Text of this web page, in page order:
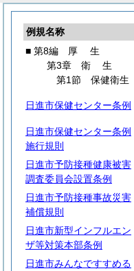
例規名称
■ 第8編 厚 生
第3章 衛生
第1節 保健衛生
日進市保健センター条例
日進市保健センター条例
施行規則
日進市予防接種健康被害
調査委員会設置条例
日進市予防接種事故災害
補償規則
日進市新型インフルエン
ザ等対策本部条例
日進市みんなですすめる